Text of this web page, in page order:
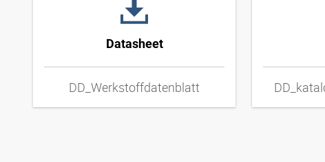
Datasheet
DD_Werkstoffdatenblatt